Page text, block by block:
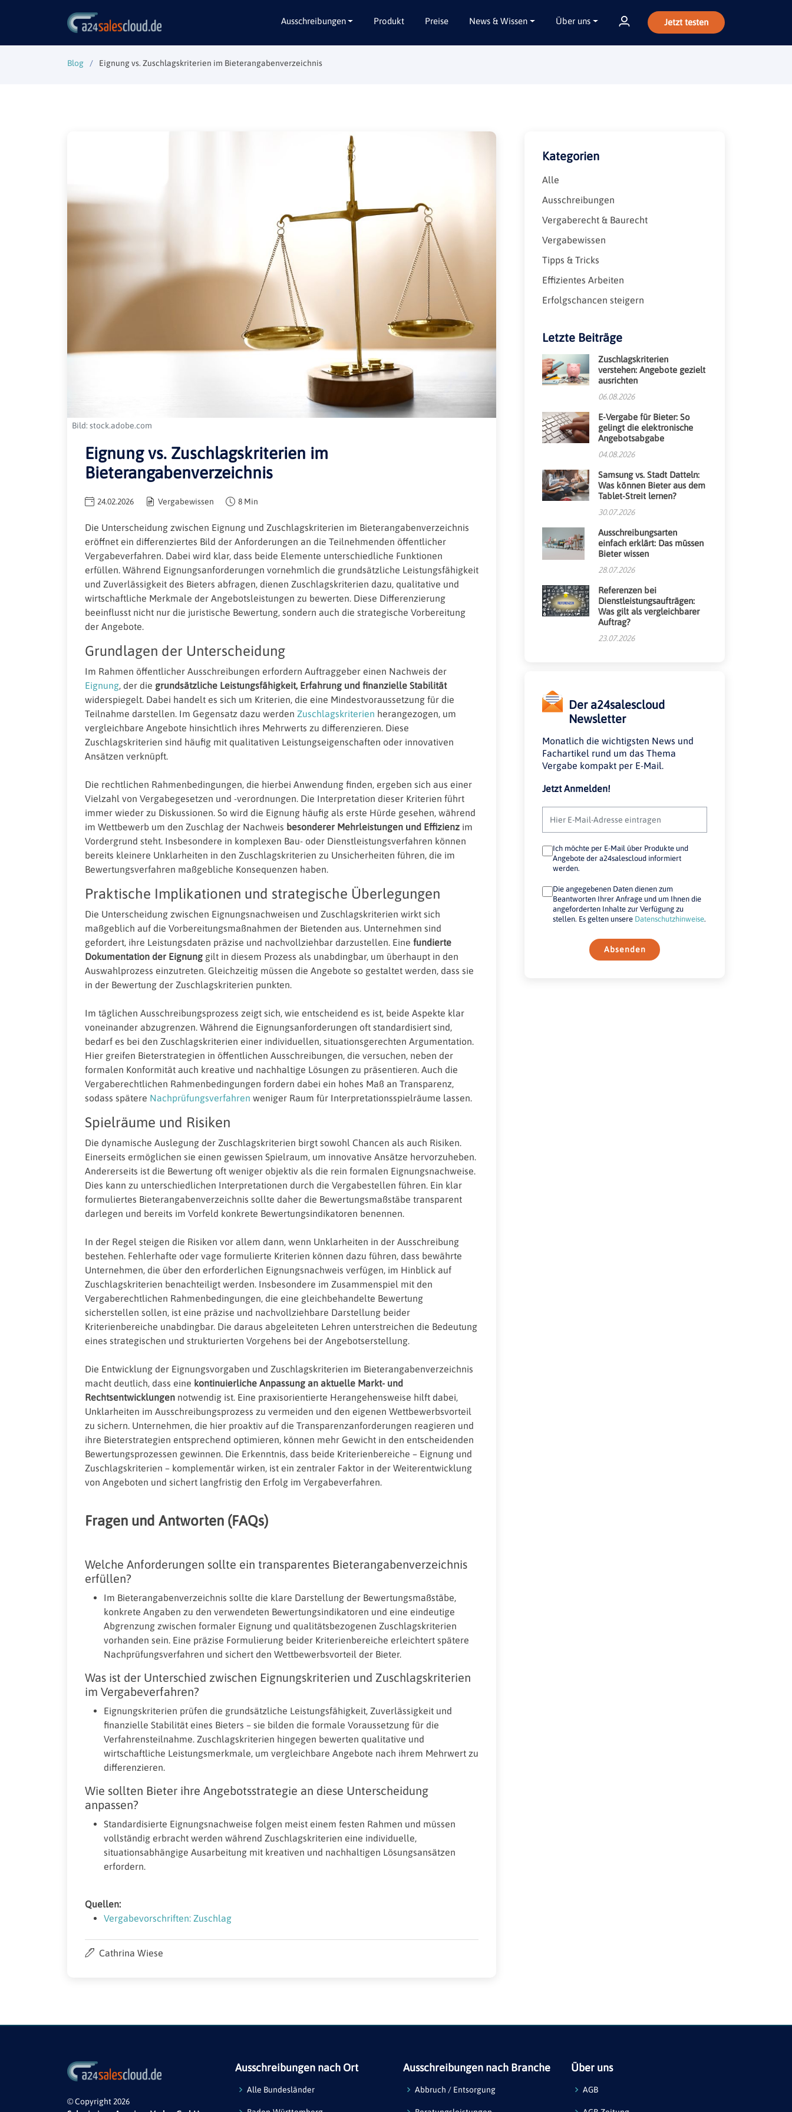
Ausschreibungen
Alle Bundesländer
Mecklenburg-Vorpommern
Nordrhein-Westfalen
Rheinland-Pfalz
Saarland
Sachsen
Sachsen-Anhalt
Schleswig-Holstein
Thüringen
Hochbau / Rohbau
Lieferungen
Planungsleistungen
Tiefbau
Verkehrsbau
Produkt Preise News & Wissen Über uns Jetzt testen
Blog Eignung vs. Zuschlagskriterien im Bieterangabenverzeichnis
Bild: stock.adobe.com
Eignung vs. Zuschlagskriterien im
Bieterangabenverzeichnis
24.02.2026 Vergabewissen 8 Min
Die Unterscheidung zwischen Eignung und Zuschlagskriterien im Bieterangabenverzeichnis
eröffnet ein differenziertes Bild der Anforderungen an die Teilnehmenden öffentlicher
Vergabeverfahren. Dabei wird klar, dass beide Elemente unterschiedliche Funktionen
erfüllen. Während Eignungsanforderungen vornehmlich die grundsätzliche Leistungsfähigkeit
und Zuverlässigkeit des Bieters abfragen, dienen Zuschlagskriterien dazu, qualitative und
wirtschaftliche Merkmale der Angebotsleistungen zu bewerten. Diese Differenzierung
beeinflusst nicht nur die juristische Bewertung, sondern auch die strategische Vorbereitung
der Angebote.
Grundlagen der Unterscheidung
Im Rahmen öffentlicher Ausschreibungen erfordern Auftraggeber einen Nachweis der
Eignung , der die grundsätzliche Leistungsfähigkeit, Erfahrung und finanzielle Stabilität
widerspiegelt. Dabei handelt es sich um Kriterien, die eine Mindestvoraussetzung für die
Teilnahme darstellen. Im Gegensatz dazu werden Zuschlagskriterien herangezogen, um
vergleichbare Angebote hinsichtlich ihres Mehrwerts zu differenzieren. Diese
Zuschlagskriterien sind häufig mit qualitativen Leistungseigenschaften oder innovativen
Ansätzen verknüpft.
Die rechtlichen Rahmenbedingungen, die hierbei Anwendung finden, ergeben sich aus einer
Vielzahl von Vergabegesetzen und -verordnungen. Die Interpretation dieser Kriterien führt
immer wieder zu Diskussionen. So wird die Eignung häufig als erste Hürde gesehen, während
im Wettbewerb um den Zuschlag der Nachweis besonderer Mehrleistungen und Effizienz im
Vordergrund steht. Insbesondere in komplexen Bau- oder Dienstleistungsverfahren können
bereits kleinere Unklarheiten in den Zuschlagskriterien zu Unsicherheiten führen, die im
Bewertungsverfahren maßgebliche Konsequenzen haben.
Praktische Implikationen und strategische Überlegungen
Die Unterscheidung zwischen Eignungsnachweisen und Zuschlagskriterien wirkt sich
maßgeblich auf die Vorbereitungsmaßnahmen der Bietenden aus. Unternehmen sind
gefordert, ihre Leistungsdaten präzise und nachvollziehbar darzustellen. Eine fundierte
Dokumentation der Eignung gilt in diesem Prozess als unabdingbar, um überhaupt in den
Auswahlprozess einzutreten. Gleichzeitig müssen die Angebote so gestaltet werden, dass sie
in der Bewertung der Zuschlagskriterien punkten.
Im täglichen Ausschreibungsprozess zeigt sich, wie entscheidend es ist, beide Aspekte klar
voneinander abzugrenzen. Während die Eignungsanforderungen oft standardisiert sind,
bedarf es bei den Zuschlagskriterien einer individuellen, situationsgerechten Argumentation.
Hier greifen Bieterstrategien in öffentlichen Ausschreibungen, die versuchen, neben der
formalen Konformität auch kreative und nachhaltige Lösungen zu präsentieren. Auch die
Vergaberechtlichen Rahmenbedingungen fordern dabei ein hohes Maß an Transparenz,
sodass spätere Nachprüfungsverfahren weniger Raum für Interpretationsspielräume lassen.
Spielräume und Risiken
Die dynamische Auslegung der Zuschlagskriterien birgt sowohl Chancen als auch Risiken.
Einerseits ermöglichen sie einen gewissen Spielraum, um innovative Ansätze hervorzuheben.
Andererseits ist die Bewertung oft weniger objektiv als die rein formalen Eignungsnachweise.
Dies kann zu unterschiedlichen Interpretationen durch die Vergabestellen führen. Ein klar
formuliertes Bieterangabenverzeichnis sollte daher die Bewertungsmaßstäbe transparent
darlegen und bereits im Vorfeld konkrete Bewertungsindikatoren benennen.
In der Regel steigen die Risiken vor allem dann, wenn Unklarheiten in der Ausschreibung
bestehen. Fehlerhafte oder vage formulierte Kriterien können dazu führen, dass bewährte
Unternehmen, die über den erforderlichen Eignungsnachweis verfügen, im Hinblick auf
Zuschlagskriterien benachteiligt werden. Insbesondere im Zusammenspiel mit den
Vergaberechtlichen Rahmenbedingungen, die eine gleichbehandelte Bewertung
sicherstellen sollen, ist eine präzise und nachvollziehbare Darstellung beider
Kriterienbereiche unabdingbar. Die daraus abgeleiteten Lehren unterstreichen die Bedeutung
eines strategischen und strukturierten Vorgehens bei der Angebotserstellung.
Die Entwicklung der Eignungsvorgaben und Zuschlagskriterien im Bieterangabenverzeichnis
macht deutlich, dass eine kontinuierliche Anpassung an aktuelle Markt- und
Rechtsentwicklungen notwendig ist. Eine praxisorientierte Herangehensweise hilft dabei,
Unklarheiten im Ausschreibungsprozess zu vermeiden und den eigenen Wettbewerbsvorteil
zu sichern. Unternehmen, die hier proaktiv auf die Transparenzanforderungen reagieren und
ihre Bieterstrategien entsprechend optimieren, können mehr Gewicht in den entscheidenden
Bewertungsprozessen gewinnen. Die Erkenntnis, dass beide Kriterienbereiche – Eignung und
Zuschlagskriterien – komplementär wirken, ist ein zentraler Faktor in der Weiterentwicklung
von Angeboten und sichert langfristig den Erfolg im Vergabeverfahren.
Fragen und Antworten (FAQs)
Welche Anforderungen sollte ein transparentes Bieterangabenverzeichnis
erfüllen?
Im Bieterangabenverzeichnis sollte die klare Darstellung der Bewertungsmaßstäbe,
konkrete Angaben zu den verwendeten Bewertungsindikatoren und eine eindeutige
Abgrenzung zwischen formaler Eignung und qualitätsbezogenen Zuschlagskriterien
vorhanden sein. Eine präzise Formulierung beider Kriterienbereiche erleichtert spätere
Nachprüfungsverfahren und sichert den Wettbewerbsvorteil der Bieter.
Was ist der Unterschied zwischen Eignungskriterien und Zuschlagskriterien
im Vergabeverfahren?
Eignungskriterien prüfen die grundsätzliche Leistungsfähigkeit, Zuverlässigkeit und
finanzielle Stabilität eines Bieters – sie bilden die formale Voraussetzung für die
Verfahrensteilnahme. Zuschlagskriterien hingegen bewerten qualitative und
wirtschaftliche Leistungsmerkmale, um vergleichbare Angebote nach ihrem Mehrwert zu
differenzieren.
Wie sollten Bieter ihre Angebotsstrategie an diese Unterscheidung
anpassen?
Standardisierte Eignungsnachweise folgen meist einem festen Rahmen und müssen
vollständig erbracht werden während Zuschlagskriterien eine individuelle,
situationsabhängige Ausarbeitung mit kreativen und nachhaltigen Lösungsansätzen
erfordern.
Quellen:
Vergabevorschriften: Zuschlag
Cathrina Wiese
Kategorien
Alle
Ausschreibungen
Vergaberecht & Baurecht
Vergabewissen
Tipps & Tricks
Effizientes Arbeiten
Erfolgschancen steigern
Letzte Beiträge
Zuschlagskriterien
verstehen: Angebote gezielt
ausrichten
06.08.2026
E-Vergabe für Bieter: So
gelingt die elektronische
Angebotsabgabe
04.08.2026
Samsung vs. Stadt Datteln:
Was können Bieter aus dem
Tablet-Streit lernen?
30.07.2026
Ausschreibungsarten
einfach erklärt: Das müssen
Bieter wissen
28.07.2026
Referenzen bei
Dienstleistungsaufträgen:
Was gilt als vergleichbarer
Auftrag?
23.07.2026
Der a24salescloud
Newsletter
Monatlich die wichtigsten News und
Fachartikel rund um das Thema
Vergabe kompakt per E-Mail.
Jetzt Anmelden!
Ich möchte per E-Mail über Produkte und
Angebote der a24salescloud informiert
werden.
Die angegebenen Daten dienen zum
Beantworten Ihrer Anfrage und um Ihnen die
angeforderten Inhalte zur Verfügung zu
stellen. Es gelten unsere Datenschutzhinweise.
Absenden
© Copyright 2026
Ausschreibungen nach Ort
Alle Bundesländer
Ausschreibungen nach Branche
Abbruch / Entsorgung
Über uns
AGB